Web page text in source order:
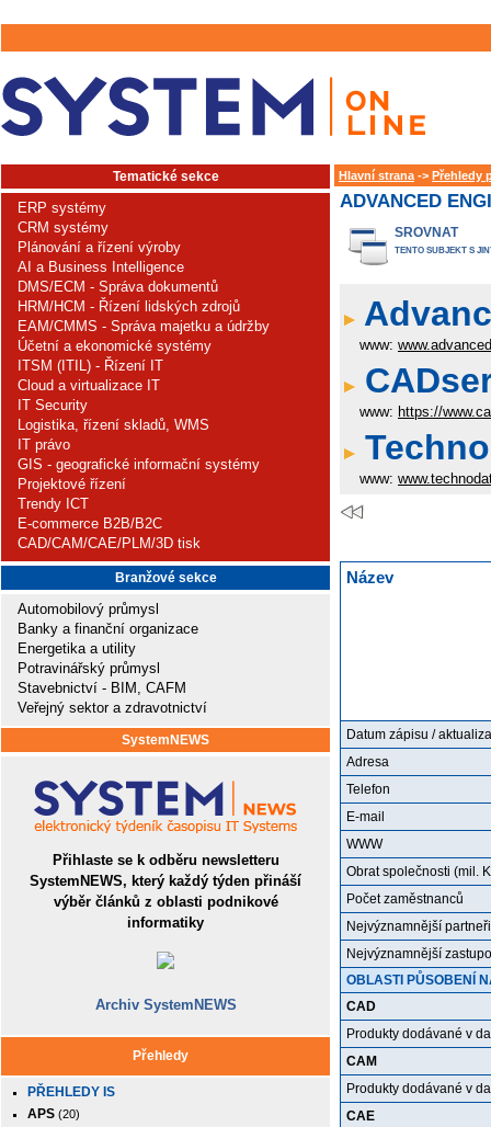
Tematické sekce
ERP systémy
CRM systémy
Plánování a řízení výroby
AI a Business Intelligence
DMS/ECM - Správa dokumentů
HRM/HCM - Řízení lidských zdrojů
EAM/CMMS - Správa majetku a údržby
Účetní a ekonomické systémy
ITSM (ITIL) - Řízení IT
Cloud a virtualizace IT
IT Security
Logistika, řízení skladů, WMS
IT právo
GIS - geografické informační systémy
Projektové řízení
Trendy ICT
E-commerce B2B/B2C
CAD/CAM/CAE/PLM/3D tisk
Branžové sekce
Automobilový průmysl
Banky a finanční organizace
Energetika a utility
Potravinářský průmysl
Stavebnictví - BIM, CAFM
Veřejný sektor a zdravotnictví
SystemNEWS
Přihlaste se k odběru newsletteru
SystemNEWS, který každý týden přináší
výběr článků z oblasti podnikové
informatiky
Archiv SystemNEWS
Přehledy
PŘEHLEDY IS
APS (20)
Hlavní strana -> Přehledy
ADVANCED
SROVNAT
TENTO SUBJEKT S
www:
www: https://
www:
Název
Datum zápisu /
Adresa
Telefon
E-mail
WWW
Obrat společnosti (mil.
Počet zaměstnanců
Nejvýznamnější
Nejvýznamnější
OBLASTI PŮSOBENÍ
CAD
Produkty dodávané v
CAM
Produkty dodávané v
CAE